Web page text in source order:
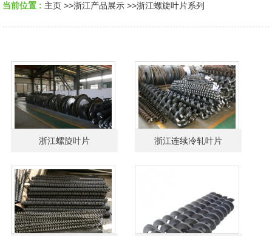
当前位置 : 主页 >>浙江产品展示 >>浙江螺旋叶片系列
浙江螺旋叶片 浙江连续冷轧叶片